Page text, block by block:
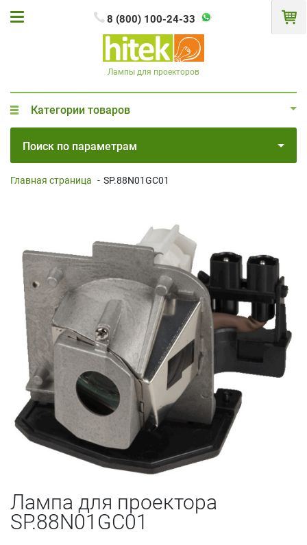
8 (800) 100-24-33
Лампы для проекторов
Категории товаров
Поиск по параметрам
Главная страница - SP.88N01GC01
Лампа для проектора
SP.88N01GC01